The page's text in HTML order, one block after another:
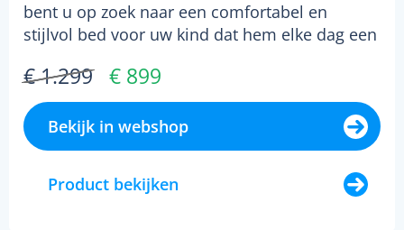
bent u op zoek naar een comfortabel en
stijlvol bed voor uw kind dat hem elke dag een
€ 1.299 € 899
Bekijk in webshop
Product bekijken